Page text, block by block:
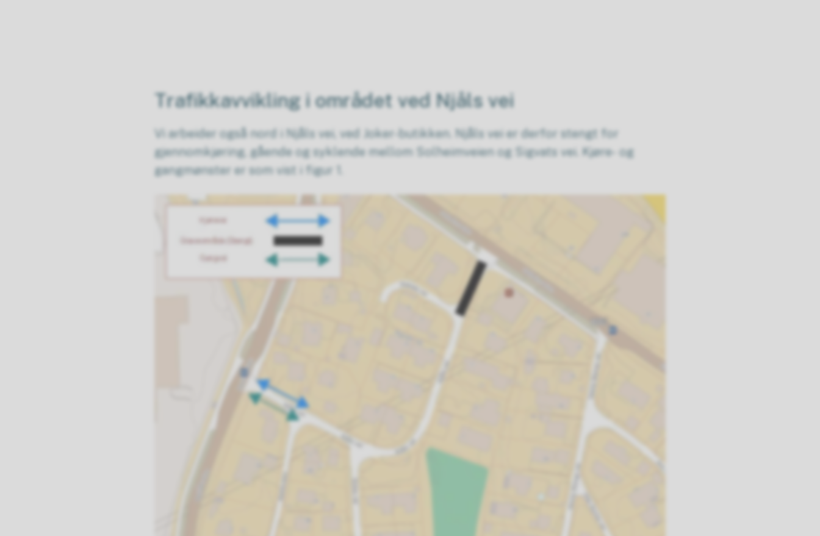
Trafikkavvikling i området ved Njåls vei
Vi arbeider også nord i Njåls vei, ved Joker-butikken. Njåls vei er derfor stengt for
gjennomkjøring, gående og syklende mellom Solheimveien og Sigvats vei. Kjøre- og
gangmønster er som vist i figur 1.